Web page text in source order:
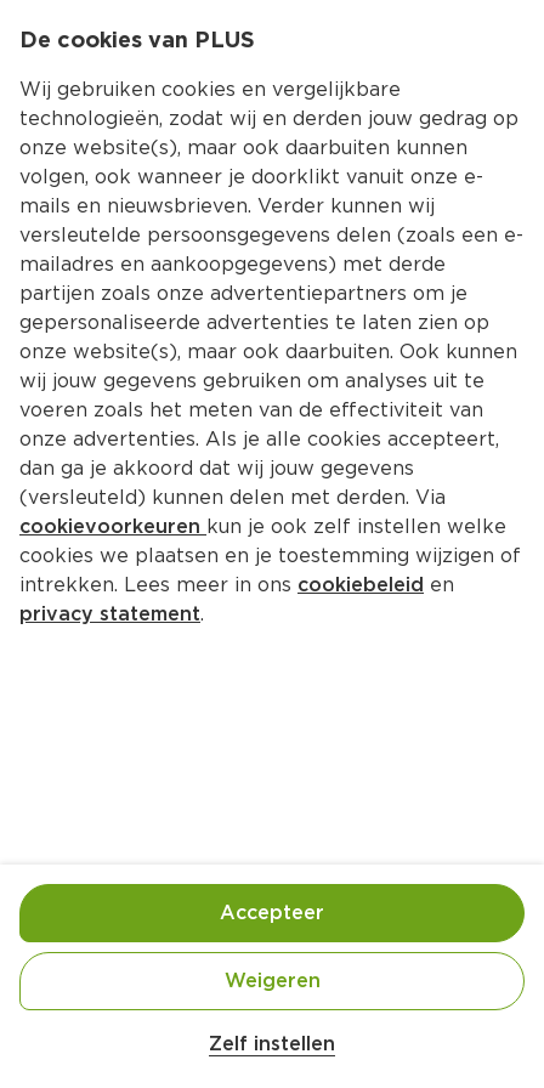
Kies jouw
Ingrediënten Bereiding
De cookies van PLUS
Wij gebruiken cookies en vergelijkbare
technologieën, zodat wij en derden jouw gedrag op
onze website(s), maar ook daarbuiten kunnen
volgen, ook wanneer je doorklikt vanuit onze e-
mails en nieuwsbrieven. Verder kunnen wij
versleutelde persoonsgegevens delen (zoals een e-
mailadres en aankoopgegevens) met derde
partijen zoals onze advertentiepartners om je
gepersonaliseerde advertenties te laten zien op
onze website(s), maar ook daarbuiten. Ook kunnen
wij jouw gegevens gebruiken om analyses uit te
voeren zoals het meten van de effectiviteit van
onze advertenties. Als je alle cookies accepteert,
dan ga je akkoord dat wij jouw gegevens
(versleuteld) kunnen delen met derden. Via
cookievoorkeuren kun je ook zelf instellen welke
cookies we plaatsen en je toestemming wijzigen of
intrekken. Lees meer in ons cookiebeleid en
privacy statement.
Zelf instellen
Weigeren
Accepteer